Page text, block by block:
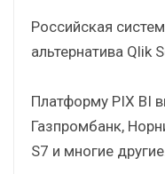
Российская
альтернатива Qlik
Платформу PIX BI
Газпромбанк,
S7 и многие другие.